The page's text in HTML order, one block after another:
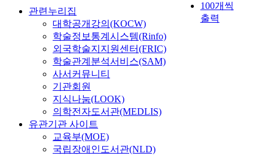
100개씩
출력
관련누리집
대학공개강의(KOCW)
학술정보통계시스템(Rinfo)
외국학술지지원센터(FRIC)
학술관계분석서비스(SAM)
사서커뮤니티
기관회원
지식나눔(LOOK)
의학전자도서관(MEDLIS)
유관기관 사이트
교육부(MOE)
국립장애인도서관(NLD)